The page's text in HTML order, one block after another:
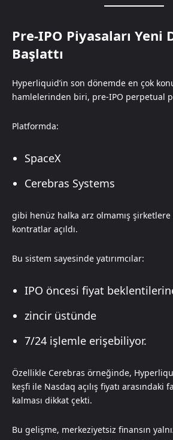
Pre-IPO Piyasaları Yeni
Başlattı
Hyperliquid’in son dönemde en çok
hamlelerinden biri, pre-IPO perpetual
Platformda:
SpaceX
Cerebras Systems
gibi henüz halka arz olmamış
kontratlar açıldı.
Bu sistem sayesinde yatırımcılar:
IPO öncesi fiyat
zincir üstünde
7/24 işlemle erişebiliyor.
Özellikle Cerebras örneğinde,
keşfi ile Nasdaq açılış fiyatı arasındaki
kalması dikkat çekti.
Bu gelişme, merkeziyetsiz finansın